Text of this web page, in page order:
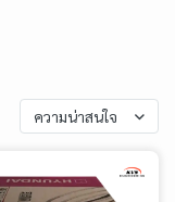
ความน่าสนใจ